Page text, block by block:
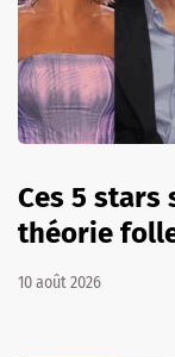
Ces 5 stars
théorie
10 août 2026